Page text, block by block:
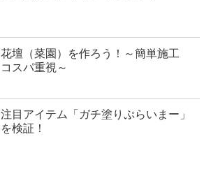
花壇（菜園）を作ろう！～簡単施工
コスパ重視～
注目アイテム「ガチ塗りぷらいまー」
を検証！